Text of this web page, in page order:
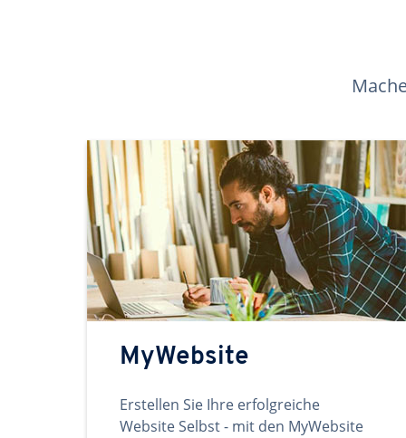
MyWebsite
Erstellen Sie Ihre erfolgreiche
Website Selbst - mit den MyWebsite